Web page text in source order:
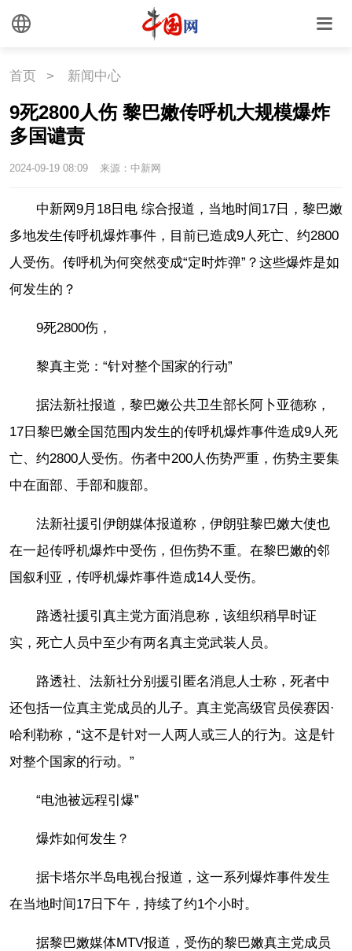
首页 > 新闻中心
9死2800人伤 黎巴嫩传呼机大规模爆炸
多国谴责
2024-09-19 08:09 来源：中新网
中新网9月18日电 综合报道，当地时间17日，黎巴嫩
多地发生传呼机爆炸事件，目前已造成9人死亡、约2800
人受伤。传呼机为何突然变成“定时炸弹”？这些爆炸是如
何发生的？
9死2800伤，
黎真主党：“针对整个国家的行动”
据法新社报道，黎巴嫩公共卫生部长阿卜亚德称，
17日黎巴嫩全国范围内发生的传呼机爆炸事件造成9人死
亡、约2800人受伤。伤者中200人伤势严重，伤势主要集
中在面部、手部和腹部。
法新社援引伊朗媒体报道称，伊朗驻黎巴嫩大使也
在一起传呼机爆炸中受伤，但伤势不重。在黎巴嫩的邻
国叙利亚，传呼机爆炸事件造成14人受伤。
路透社援引真主党方面消息称，该组织稍早时证
实，死亡人员中至少有两名真主党武装人员。
路透社、法新社分别援引匿名消息人士称，死者中
还包括一位真主党成员的儿子。真主党高级官员侯赛因·
哈利勒称，“这不是针对一人两人或三人的行为。这是针
对整个国家的行动。”
“电池被远程引爆”
爆炸如何发生？
据卡塔尔半岛电视台报道，这一系列爆炸事件发生
在当地时间17日下午，持续了约1个小时。
据黎巴嫩媒体MTV报道，受伤的黎巴嫩真主党成员